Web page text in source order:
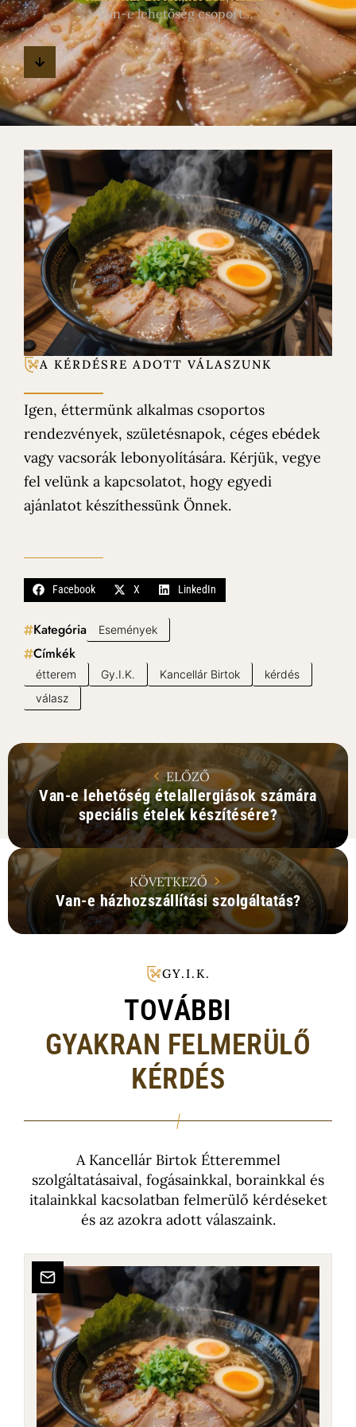
Van-e lehetőség csoportos rendezvények lebonyolítására?
A KÉRDÉSRE ADOTT VÁLASZUNK
Igen, éttermünk alkalmas csoportos
rendezvények, születésnapok, céges ebédek
vagy vacsorák lebonyolítására. Kérjük, vegye
fel velünk a kapcsolatot, hogy egyedi
ajánlatot készíthessünk Önnek.
Facebook X LinkedIn
Kategória Események
Címkék
étterem Gy.I.K. Kancellár Birtok
kérdés
válasz
ELŐZŐ
Van-e lehetőség ételallergiások számára
speciális ételek készítésére?
KÖVETKEZŐ
Van-e házhozszállítási szolgáltatás?
GY.I.K.
TOVÁBBI
GYAKRAN FELMERÜLŐ
KÉRDÉS
A Kancellár Birtok Étteremmel
szolgáltatásaival, fogásainkkal, borainkkal és
italainkkal kacsolatban felmerülő kérdéseket
és az azokra adott válaszaink.